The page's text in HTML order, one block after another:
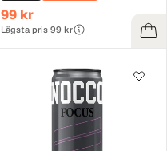
99 kr
Lägsta pris 99 kr